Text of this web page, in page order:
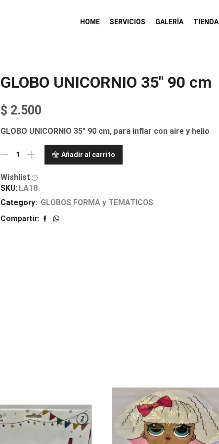
HOME SERVICIOS GALERÍA TIENDA
GLOBO UNICORNIO 35″ 90 cm
$ 2.500
GLOBO UNICORNIO 35″ 90 cm, para inflar con aire y helio
Añadir al carrito
Wishlist
SKU: LA18
Category: GLOBOS FORMA y TEMATICOS
Compartir: